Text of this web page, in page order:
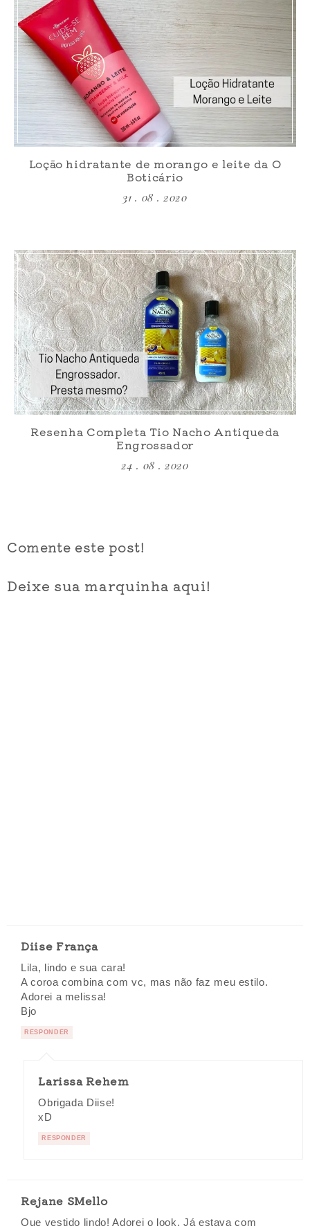
Loção hidratante de morango e leite da O
Boticário
31 . 08 . 2020
Resenha Completa Tio Nacho Antiqueda
Engrossador
24 . 08 . 2020
Comente este post!
Deixe sua marquinha aqui!
Diise França
Lila, lindo e sua cara!
A coroa combina com vc, mas não faz meu estilo.
Adorei a melissa!
Bjo
RESPONDER
Larissa Rehem
Obrigada Diise!
xD
RESPONDER
Rejane SMello
Que vestido lindo! Adorei o look. Já estava com